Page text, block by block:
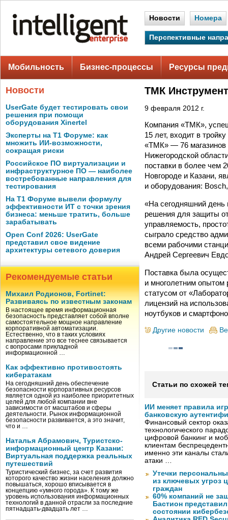
Новости Номера
Перспективные
Мобильность Бизнес-процессы Ресурсы
Новости
UserGate будет тестировать свои
решения при помощи
оборудования Xinertel
Эксперты на Т1 Форуме: как
множить ИИ-возможности,
сокращая риски
Российское ПО виртуализации и
инфраструктурное ПО — наиболее
востребованные направления для
тестирования
На Т1 Форуме вывели формулу
эффективности ИТ с точки зрения
бизнеса: меньше тратить, больше
зарабатывать
Open Conf 2026: UserGate
представил свое видение
архитектуры сетевого доверия
Рекомендуемые статьи
Михаил Родионов, Fortinet:
Развиваясь по известным законам
В настоящее время информационная
безопасность представляет собой вполне
самостоятельное мощное направление
корпоративной автоматизации.
Естественно, что в таких условиях
направление это все теснее связывается
с вопросами прикладной
информационной …
Как эффективно противостоять
кибератакам
На сегодняшний день обеспечение
безопасности корпоративных ресурсов
является одной из наиболее приоритетных
целей для любой компании вне
зависимости от масштабов и сферы
деятельности. Рынок информационной
безопасности развивается, а это значит,
что и …
Наталья Абрамович, Туристско-
информационный центр Казани:
Виртуальная поддержка реальных
путешествий
Туристический бизнес, за счет развития
которого качество жизни населения должно
повышаться, хорошо вписывается в
концепцию «умного города». К тому же
уровень использования информационных
технологий в данной отрасли за последние
пятнадцать-двадцать лет …
ТМК
9 февраля 2012 г.
Компания «ТМК»,
15 лет, входит в
«ТМК» — 76
Нижегородской
поставки в более чем
Новгороде и Казани,
и оборудования:
«На сегодняшний день
решения для защиты
управляемость,
сыграло средство
всеми рабочими
Андрей Сергеевич
Поставка была
и многолетним опытом
статусом от
лицензий на
ноутбуков и
Другие новости
Статьи по схожей
ИИ меняет правила
банковскую
Финансовый сектор
технологического
цифровой банкинг и
клиентам
именно эти каналы
атаки …
Утечки
из ключевых угроз
граждан
60% компаний не
Бастион
состоянии